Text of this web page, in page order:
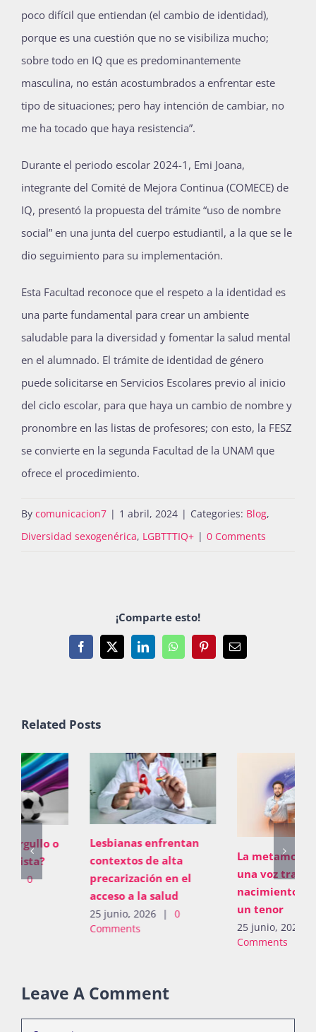
poco difícil que entiendan (el cambio de identidad),
porque es una cuestión que no se visibiliza mucho;
sobre todo en IQ que es predominantemente
masculina, no están acostumbrados a enfrentar este
tipo de situaciones; pero hay intención de cambiar, no
me ha tocado que haya resistencia”.
Durante el periodo escolar 2024-1, Emi Joana,
integrante del Comité de Mejora Continua (COMECE) de
IQ, presentó la propuesta del trámite “uso de nombre
social” en una junta del cuerpo estudiantil, a la que se le
dio seguimiento para su implementación.
Esta Facultad reconoce que el respeto a la identidad es
una parte fundamental para crear un ambiente
saludable para la diversidad y fomentar la salud mental
en el alumnado. El trámite de identidad de género
puede solicitarse en Servicios Escolares previo al inicio
del ciclo escolar, para que haya un cambio de nombre y
pronombre en las listas de profesores; con esto, la FESZ
se convierte en la segunda Facultad de la UNAM que
ofrece el procedimiento.
By comunicacion7 | 1 abril, 2024 | Categories: Blog,
Diversidad sexogenérica, LGBTTTIQ+ | 0 Comments
¡Comparte esto!
Facebook
X LinkedInWhatsAppPinterestEmail
Related Posts
Lesbianas enfrentan
contextos de alta
precarización en el
acceso a la salud
| 0
La metamorfosis de
una voz trans y el
nacimiento inaudito de
un tenor
| 0
Leave A Comment